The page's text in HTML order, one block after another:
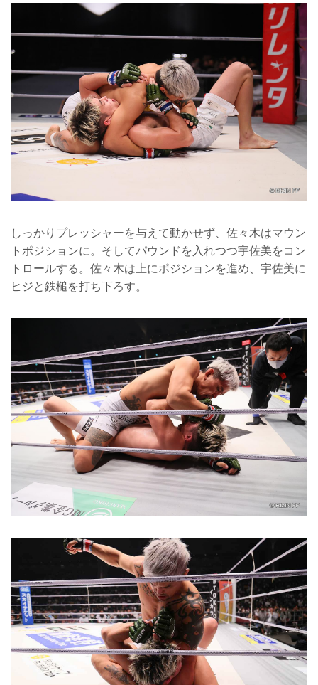
しっかりプレッシャーを与えて動かせず、佐々木はマウン
トポジションに。そしてパウンドを入れつつ宇佐美をコン
トロールする。佐々木は上にポジションを進め、宇佐美に
ヒジと鉄槌を打ち下ろす。